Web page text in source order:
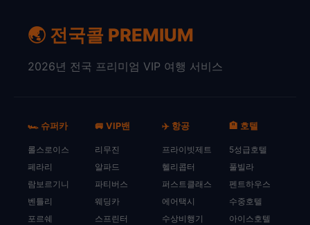
🌏 전국콜 PREMIUM
2026년 전국 프리미엄 VIP 여행 서비스
🏎️ 슈퍼카
롤스로이스
페라리
람보르기니
벤틀리
포르쉐
🚐 VIP밴
리무진
알파드
파티버스
웨딩카
스프린터
✈️ 항공
프라이빗제트
헬리콥터
퍼스트클래스
에어택시
수상비행기
🏨 호텔
5성급호텔
풀빌라
펜트하우스
수중호텔
아이스호텔